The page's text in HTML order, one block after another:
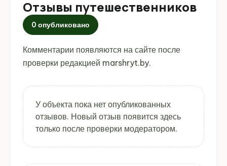
Отзывы путешественников
0 опубликовано
Комментарии появляются на сайте после
проверки редакцией marshryt.by.
У объекта пока нет опубликованных
отзывов. Новый отзыв появится здесь
только после проверки модератором.